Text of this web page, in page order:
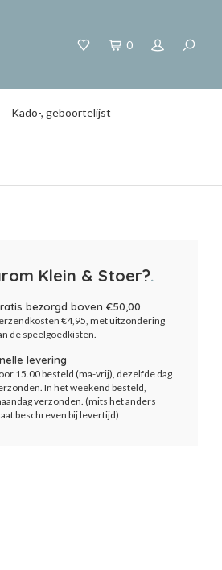
0
Kado-, geboortelijst
Klein & Stoer?.
bezorgd boven €50,00
€4,95, met uitzondering
de speelgoedkisten.
levering
15.00 besteld (ma-vrij), dezelfde dag
In het weekend besteld,
verzonden. (mits het anders
beschreven bij levertijd)